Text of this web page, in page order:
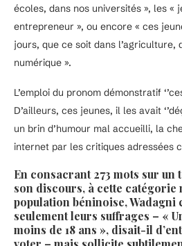
écoles, dans nos universités », les «
entrepreneur », ou encore « ces
jours, que ce soit dans l’agriculture,
numérique ».
L’emploi du pronom démonstratif
D’ailleurs, ces jeunes, il les avait
un brin d’humour mal accueilli, la
internet par les critiques adressées
En consacrant 273 mots sur un
son discours, à cette
population béninoise, Wadagni
seulement leurs suffrages – «
moins de 18 ans », disait-il